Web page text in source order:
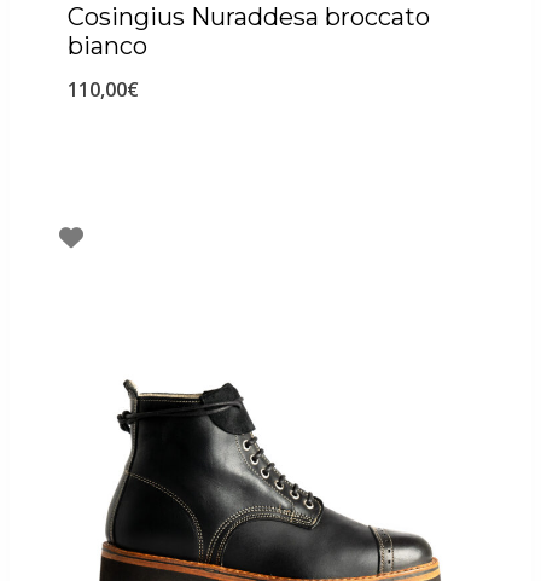
Cosingius Nuraddesa broccato
bianco
110,00€